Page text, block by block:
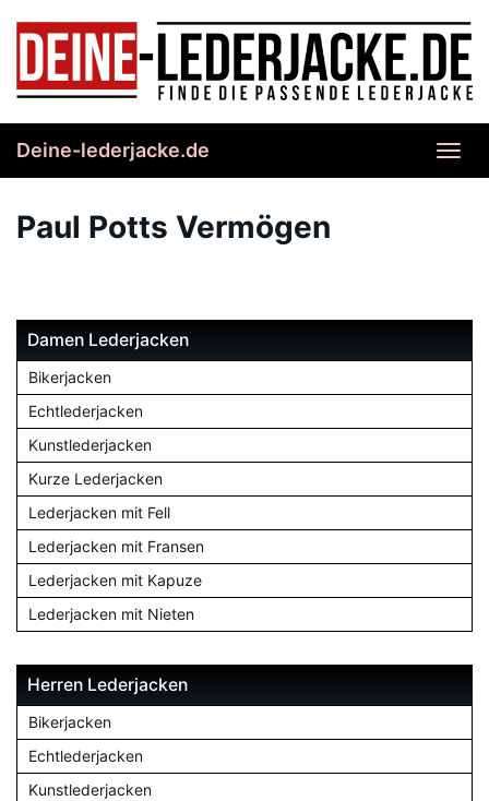
content
Deine-lederjacke.de
Paul Potts Vermögen
Damen Lederjacken
Bikerjacken
Echtlederjacken
Kunstlederjacken
Kurze Lederjacken
Lederjacken mit Fell
Lederjacken mit Fransen
Lederjacken mit Kapuze
Lederjacken mit Nieten
Herren Lederjacken
Bikerjacken
Echtlederjacken
Kunstlederjacken